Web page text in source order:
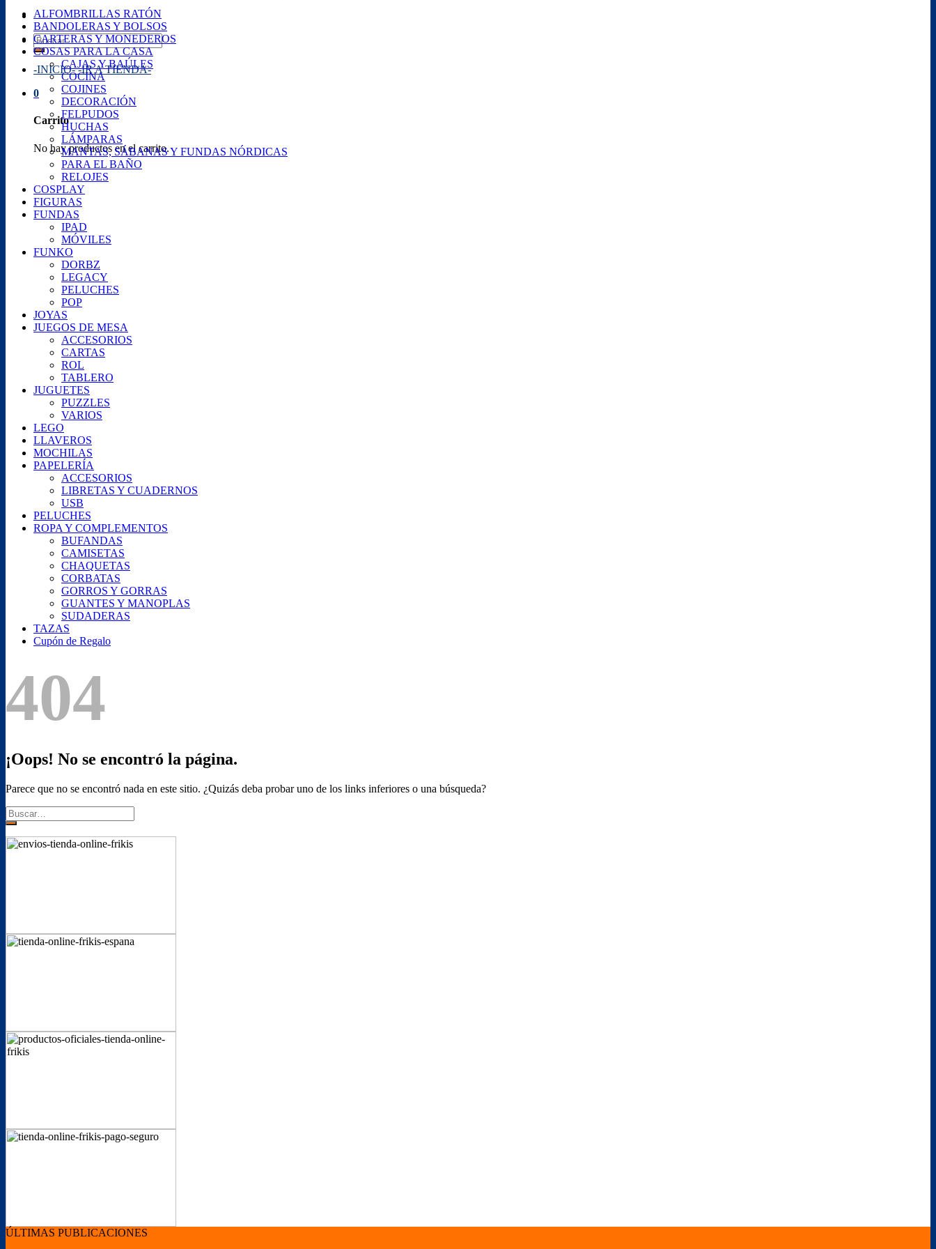
Buscar
por:
-INICIO- -IR A TIENDA-
0
Carrito
No hay productos en el carrito.
ALFOMBRILLAS RATÓN
BANDOLERAS Y BOLSOS
CARTERAS Y MONEDEROS
COSAS PARA LA CASA
CAJAS Y BAÚLES
COCINA
COJINES
DECORACIÓN
FELPUDOS
HUCHAS
LÁMPARAS
MANTAS, SÁBANAS Y FUNDAS NÓRDICAS
PARA EL BAÑO
RELOJES
COSPLAY
FIGURAS
FUNDAS
IPAD
MÓVILES
FUNKO
DORBZ
LEGACY
PELUCHES
POP
JOYAS
JUEGOS DE MESA
ACCESORIOS
CARTAS
ROL
TABLERO
JUGUETES
PUZZLES
VARIOS
LEGO
LLAVEROS
MOCHILAS
PAPELERÍA
ACCESORIOS
LIBRETAS Y CUADERNOS
USB
PELUCHES
ROPA Y COMPLEMENTOS
BUFANDAS
CAMISETAS
CHAQUETAS
CORBATAS
GORROS Y GORRAS
GUANTES Y MANOPLAS
SUDADERAS
TAZAS
Cupón de Regalo
404
¡Oops! No se encontró la página.
Parece que no se encontró nada en este sitio. ¿Quizás deba probar uno de los links inferiores o una búsqueda?
ÚLTIMAS PUBLICACIONES